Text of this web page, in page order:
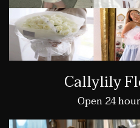
Callylily
Open 24